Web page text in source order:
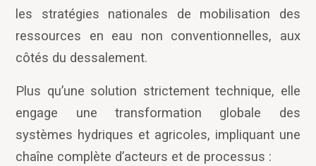
les stratégies nationales de mobilisation des
ressources en eau non conventionnelles, aux
côtés du dessalement.
Plus qu’une solution strictement technique, elle
engage une transformation globale des
systèmes hydriques et agricoles, impliquant une
chaîne complète d’acteurs et de processus :